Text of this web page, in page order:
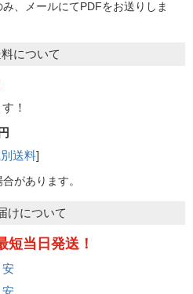
、メールにてPDFをお送りしま
について
！
送料]
があります。
けについて
短当日発送！